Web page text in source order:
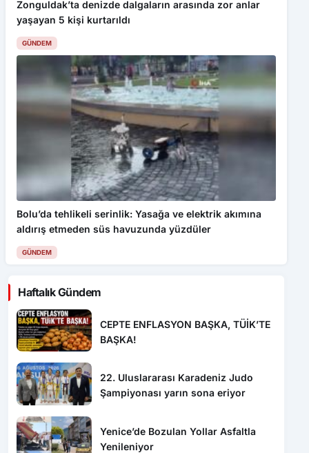
Zonguldak’ta denizde dalgaların arasında zor anlar
yaşayan 5 kişi kurtarıldı
GÜNDEM
Bolu’da tehlikeli serinlik: Yasağa ve elektrik akımına
aldırış etmeden süs havuzunda yüzdüler
GÜNDEM
Haftalık Gündem
CEPTE ENFLASYON BAŞKA, TÜİK’TE
BAŞKA!
22. Uluslararası Karadeniz Judo
Şampiyonası yarın sona eriyor
Yenice’de Bozulan Yollar Asfaltla
Yenileniyor